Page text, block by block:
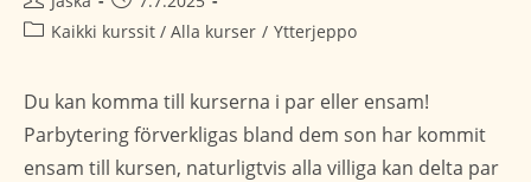
kirjoittaja:
julkaistu:
Artikkelin
Kaikki kurssit / Alla kurser / Ytterjeppo
Du kan komma till kurserna i par eller ensam!
Parbytering förverkligas bland dem son har kommit
ensam till kursen, naturligtvis alla villiga kan delta par